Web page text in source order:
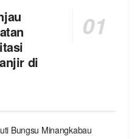
di
Bungsu Minangkabau